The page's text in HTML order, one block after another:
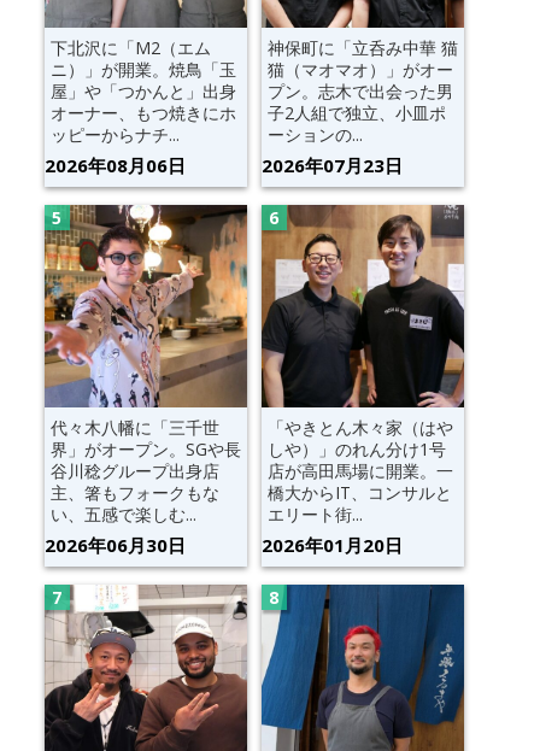
下北沢に「M2（エム
ニ）」が開業。焼鳥「玉
屋」や「つかんと」出身
オーナー、もつ焼きにホ
ッピーからナチ...
2026年08月06日
神保町に「立呑み中華 猫
猫（マオマオ）」がオー
プン。志木で出会った男
子2人組で独立、小皿ポ
ーションの...
2026年07月23日
代々木八幡に「三千世
界」がオープン。SGや長
谷川稔グループ出身店
主、箸もフォークもな
い、五感で楽しむ...
2026年06月30日
「やきとん木々家（はや
しや）」のれん分け1号
店が高田馬場に開業。一
橋大からIT、コンサルと
エリート街...
2026年01月20日